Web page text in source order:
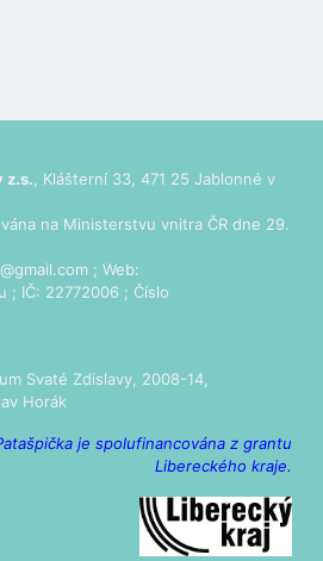
z.s. , Klášterní 33, 471 25 Jablonné v
na Ministerstvu vnitra ČR dne 29.
; Web:
; IČ: 22772006 ; Číslo
Svaté Zdislavy, 2008-14,
Horák
je spolufinancována z grantu
Libereckého kraje.